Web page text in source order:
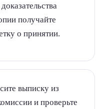
получайте
о принятии.
выписку из
и проверьте